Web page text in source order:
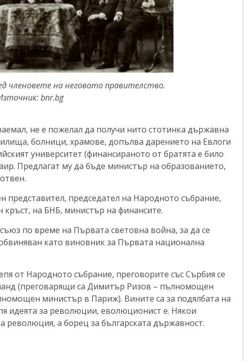
членовете на неговото правителство.
bnr.bg
не е пожелал да получи нито стотинка държавна
болници, храмове, допълва дарението на Евлоги
университет (финансираното от братята е било
Предлагат му да бъде министър на образованието,
представител, председател на Народното събрание,
кръст, на БНБ, министър на финансите.
по време на Първата световна война, за да се
като виновник за Първата национална
от Народното събрание, преговорите със Сърбия се
(преговарящи са Димитър Ризов – пълномощен
министър в Париж). Вините са за подялбата на
идеята за революции, еволюционист е. Някои
революция, а борец за българската държавност.